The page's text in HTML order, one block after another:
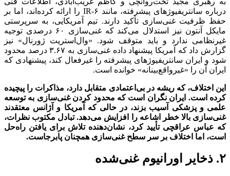
درباره سانتریفیوژ‌های پیشرفته، مانند IR-۶ را ارائه کرده‌اند، اما بر
حفظ ظرفیت غنی‌سازی تأکید دارند. تیم آمریکایی، به سرپرستی
مایکل آنتون نیز استدلال می‌کند که غنی‌سازی ۶۰ درصدی توجیه
غیرنظامی ندارد و باید متوقف شود. «وال‌استریت ژورنال» نیز
گزارش داد که آمریکا پیشنهاد داده غنی‌سازی به ۳.۶۷ درصد محدود
شود و ایران سانتریفیوژ‌های پیشرفته را غیرفعال کند، پیشنهادی که
ایران آن را «غیرواقع‌بینانه» خوانده است.
این اختلاف، که ریشه در بی‌اعتمادی متقابل دارد، مذاکرات را پیچیده
کرده است. ایران نگران است که محدود کردن غنی‌سازی به توسعه
علمی و پزشکی آسیب بزند، در حالی که آمریکا و آژانس معتقدند
غنی‌سازی بالا خطر اشاعه را افزایش می‌دهد. تبادل مکتوب نظرات،
که عباس عراقچی تأیید کرد، نشان‌دهنده تلاش برای یافتن راه‌حل
است، اما اختلاف بر سر سطح غنی‌سازی همچنان پابرجاست.
۲. ذخایر اورانیوم غنی‌شده